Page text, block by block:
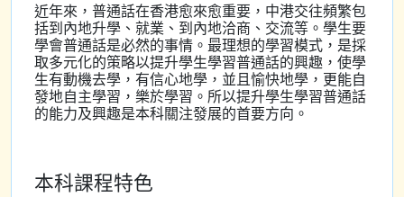
近年來，普通話在香港愈來愈重要，中港交往頻繁包
括到內地升學、就業、到內地洽商、交流等。學生要
學會普通話是必然的事情。最理想的學習模式，是採
取多元化的策略以提升學生學習普通話的興趣，使學
生有動機去學，有信心地學，並且愉快地學，更能自
發地自主學習，樂於學習。所以提升學生學習普通話
的能力及興趣是本科關注發展的首要方向。
本科課程特色